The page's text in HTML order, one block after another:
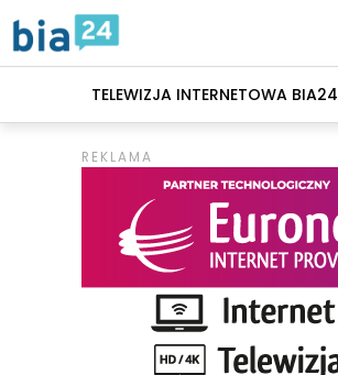
TELEWIZJA INTERNETOWA BIA24